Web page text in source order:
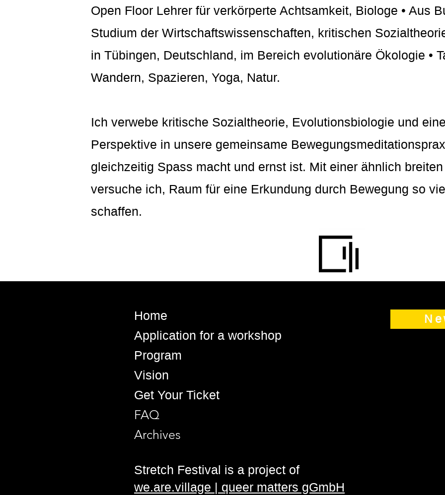
Open Floor Lehrer für verkörperte Achtsamkeit, Biologe • Aus
Studium der Wirtschaftswissenschaften, kritischen
in Tübingen, Deutschland, im Bereich evolutionäre Ökologie •
Wandern, Spazieren, Yoga, Natur.
Ich verwebe kritische Sozialtheorie, Evolutionsbiologie und
Perspektive in unsere gemeinsame
gleichzeitig Spass macht und ernst ist. Mit einer ähnlich
versuche ich, Raum für eine Erkundung durch Bewegung so
schaffen.
Home
Application for a workshop
Program
Vision
Get Your Ticket
FAQ
Archives
Stretch Festival is a project of
we.are.village | queer matters gGmbH